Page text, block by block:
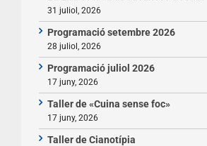
31 juliol, 2026
Programació setembre 2026
28 juliol, 2026
Programació juliol 2026
17 juny, 2026
Taller de «Cuina sense foc»
17 juny, 2026
Taller de Cianotípia